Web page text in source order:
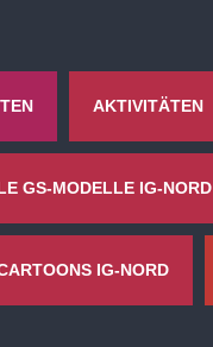
AKTIVITÄTEN
GS-MODELLE IG-NORD
IG-NORD